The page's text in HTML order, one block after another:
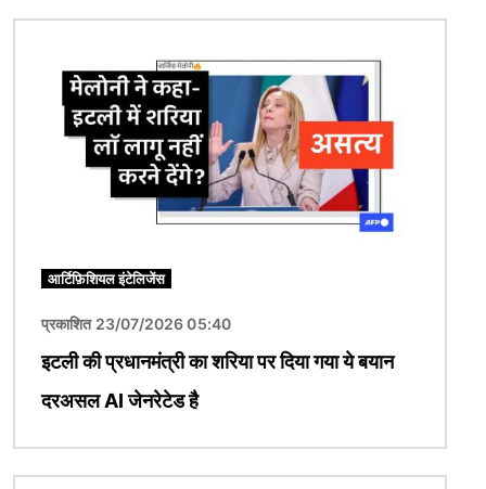
आर्टिफ़िशियल इंटेलिजेंस
प्रकाशित 23/07/2026 05:40
इटली की प्रधानमंत्री का शरिया पर दिया गया ये बयान
दरअसल AI जेनरेटेड है